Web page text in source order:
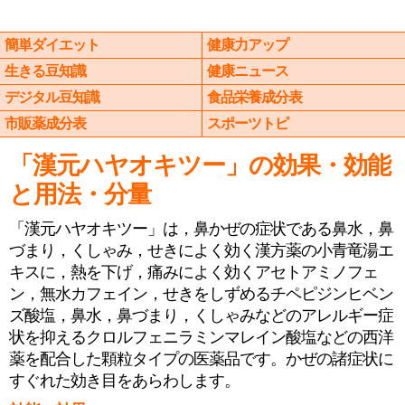
簡単ダイエット
健康力アップ
生きる豆知識
健康ニュース
デジタル豆知識
食品栄養成分表
市販薬成分表
スポーツトピ
「漢元ハヤオキツー」の効果・効能
と用法・分量
「漢元ハヤオキツー」は，鼻かぜの症状である鼻水，鼻
づまり，くしゃみ，せきによく効く漢方薬の小青竜湯エ
キスに，熱を下げ，痛みによく効くアセトアミノフェ
ン，無水カフェイン，せきをしずめるチペピジンヒベン
ズ酸塩，鼻水，鼻づまり，くしゃみなどのアレルギー症
状を抑えるクロルフェニラミンマレイン酸塩などの西洋
薬を配合した顆粒タイプの医薬品です。かぜの諸症状に
すぐれた効き目をあらわします。